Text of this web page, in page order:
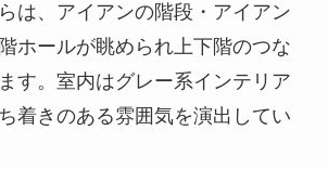
は、アイアンの階段・アイアン
ホールが眺められ上下階のつな
す。室内はグレー系インテリア
着きのある雰囲気を演出してい